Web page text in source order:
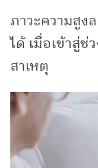
ภาวะความสูง
ได้ เมื่อเข้าสู่ช่
สาเหตุ